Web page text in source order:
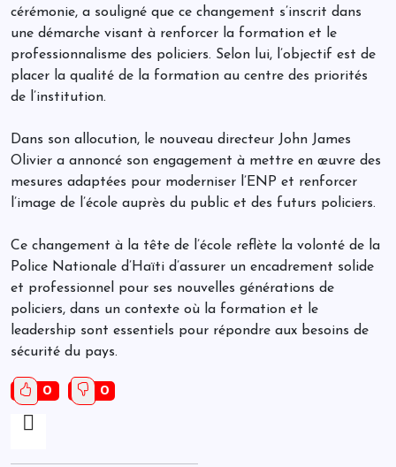
cérémonie, a souligné que ce changement s’inscrit dans
une démarche visant à renforcer la formation et le
professionnalisme des policiers. Selon lui, l’objectif est de
placer la qualité de la formation au centre des priorités
de l’institution.
Dans son allocution, le nouveau directeur John James
Olivier a annoncé son engagement à mettre en œuvre des
mesures adaptées pour moderniser l’ENP et renforcer
l’image de l’école auprès du public et des futurs policiers.
Ce changement à la tête de l’école reflète la volonté de la
Police Nationale d’Haïti d’assurer un encadrement solide
et professionnel pour ses nouvelles générations de
policiers, dans un contexte où la formation et le
leadership sont essentiels pour répondre aux besoins de
sécurité du pays.
0 0